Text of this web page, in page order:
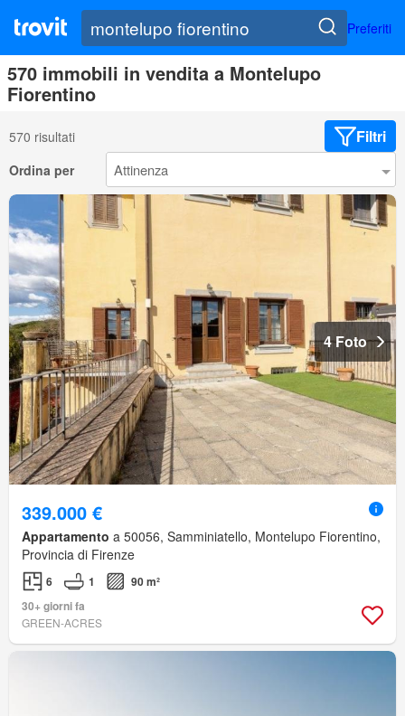
Preferiti
570 immobili in vendita a Montelupo
Fiorentino
570 risultati Filtri
Ordina per
4 Foto
339.000 €
Appartamento a 50056, Samminiatello, Montelupo Fiorentino,
Provincia di Firenze
6 1
90 m²
30+ giorni fa
GREEN-ACRES